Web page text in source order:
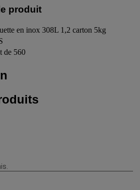
produit
en inox 308L 1,2 carton 5kg
de 560